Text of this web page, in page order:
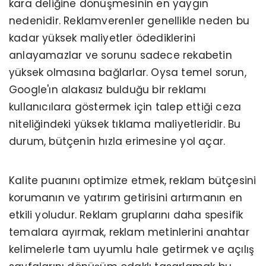
kara deliğine dönüşmesinin en yaygın
nedenidir. Reklamverenler genellikle neden bu
kadar yüksek maliyetler ödediklerini
anlayamazlar ve sorunu sadece rekabetin
yüksek olmasına bağlarlar. Oysa temel sorun,
Google'ın alakasız bulduğu bir reklamı
kullanıcılara göstermek için talep ettiği ceza
niteliğindeki yüksek tıklama maliyetleridir. Bu
durum, bütçenin hızla erimesine yol açar.
Kalite puanını optimize etmek, reklam bütçesini
korumanın ve yatırım getirisini artırmanın en
etkili yoludur. Reklam gruplarını daha spesifik
temalara ayırmak, reklam metinlerini anahtar
kelimelerle tam uyumlu hale getirmek ve açılış